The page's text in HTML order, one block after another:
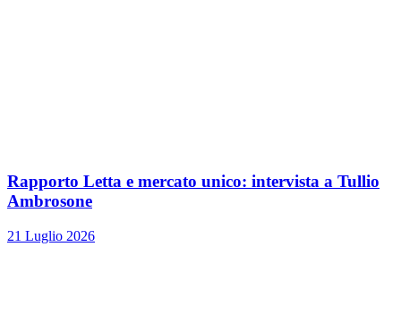
Rapporto Letta e mercato unico: intervista a Tullio
Ambrosone
21 Luglio 2026